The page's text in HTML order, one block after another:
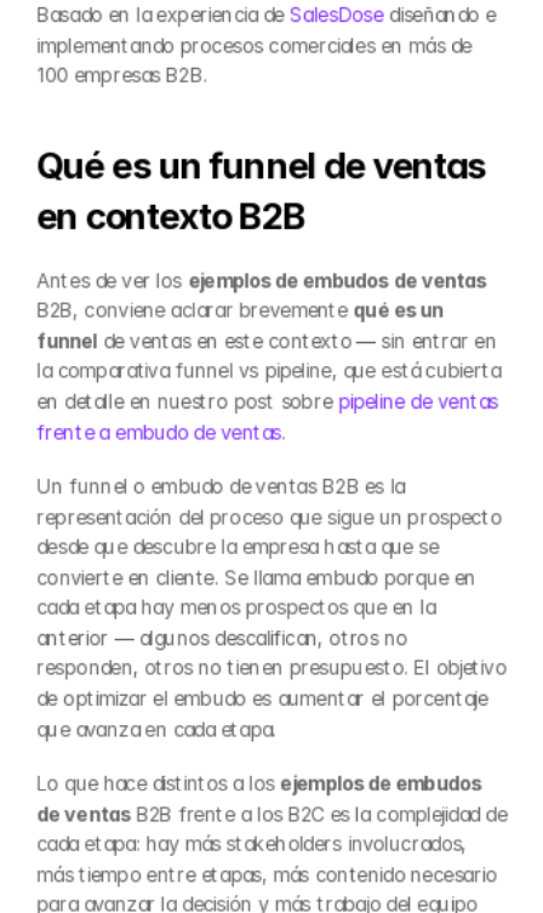
Basado en la experiencia de SalesDose diseñando e
implementando procesos comerciales en más de
100 empresas B2B.
Qué es un funnel de ventas
en contexto B2B
Antes de ver los ejemplos de embudos de ventas
B2B, conviene aclarar brevemente qué es un
funnel de ventas en este contexto — sin entrar en
la comparativa funnel vs pipeline, que está cubierta
en detalle en nuestro post sobre pipeline de ventas
frente a embudo de ventas.
Un funnel o embudo de ventas B2B es la
representación del proceso que sigue un prospecto
desde que descubre la empresa hasta que se
convierte en cliente. Se llama embudo porque en
cada etapa hay menos prospectos que en la
anterior — algunos descalifican, otros no
responden, otros no tienen presupuesto. El objetivo
de optimizar el embudo es aumentar el porcentaje
que avanza en cada etapa.
Lo que hace distintos a los ejemplos de embudos
de ventas B2B frente a los B2C es la complejidad de
cada etapa: hay más stakeholders involucrados,
más tiempo entre etapas, más contenido necesario
para avanzar la decisión y más trabajo del equipo